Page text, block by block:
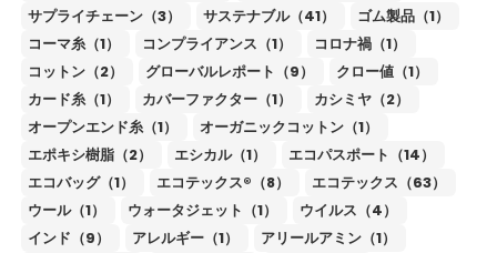
サプライチェーン（3）
サステナブル（41）
ゴム製品（1）
コーマ糸（1）
コンプライアンス（1）
コロナ禍（1）
コットン（2）
グローバルレポート（9）
クロー値（1）
カード糸（1）
カバーファクター（1）
カシミヤ（2）
オープンエンド糸（1）
オーガニックコットン（1）
エポキシ樹脂（2）
エシカル（1）
エコパスポート（14）
エコバッグ（1）
エコテックス®（8）
エコテックス（63）
ウール（1）
ウォータジェット（1）
ウイルス（4）
インド（9）
アレルギー（1）
アリールアミン（1）